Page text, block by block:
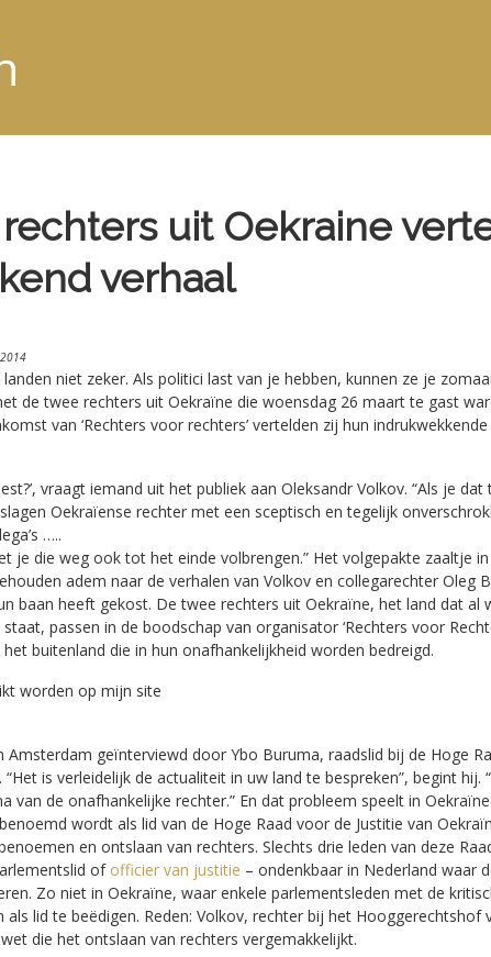
uit Oekraine
verhaal
niet zeker. Als politici last van je hebben, kunnen ze je
de twee rechters uit Oekraïne die woensdag 26 maart te gast
van ‘Rechters voor rechters’ vertelden zij hun indrukwekkende
vraagt iemand uit het publiek aan Oleksandr Volkov. “Als je
Oekraïense rechter met een sceptisch en tegelijk
…..
je die weg ook tot het einde volbrengen.” Het volgepakte zaaltje
adem naar de verhalen van Volkov en collegarechter Oleg
baan heeft gekost. De twee rechters uit Oekraïne, het land dat al
passen in de boodschap van organisator ‘Rechters voor
buitenland die in hun onafhankelijkheid worden bedreigd.
worden op mijn site
Amsterdam geïnterviewd door Ybo Buruma, raadslid bij de Hoge
is verleidelijk de actualiteit in uw land te bespreken”, begint hij.
van de onafhankelijke rechter.” En dat probleem speelt in
wordt als lid van de Hoge Raad voor de Justitie van
en ontslaan van rechters. Slechts drie leden van deze
of officier van justitie – ondenkbaar in Nederland waar
Zo niet in Oekraïne, waar enkele parlementsleden met de
lid te beëdigen. Reden: Volkov, rechter bij het Hooggerechtshof
die het ontslaan van rechters vergemakkelijkt.